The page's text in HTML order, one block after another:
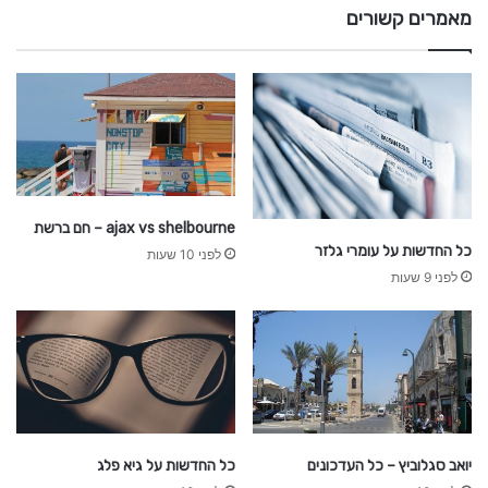
ש
ת
מאמרים קשורים
כל החדשות על עומרי גלזר
לפני 9 שעות
ajax vs shelbourne – חם ברשת
לפני 10 שעות
יואב סגלוביץ – כל העדכונים כל החדשות על גיא פלג